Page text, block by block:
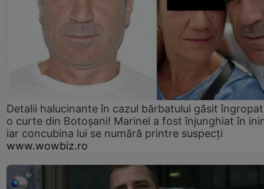
Detalii halucinante în cazul bărbatului găsit
o curte din Botoșani! Marinel a fost înjunghiat în
iar concubina lui se numără printre suspecți
www.wowbiz.ro